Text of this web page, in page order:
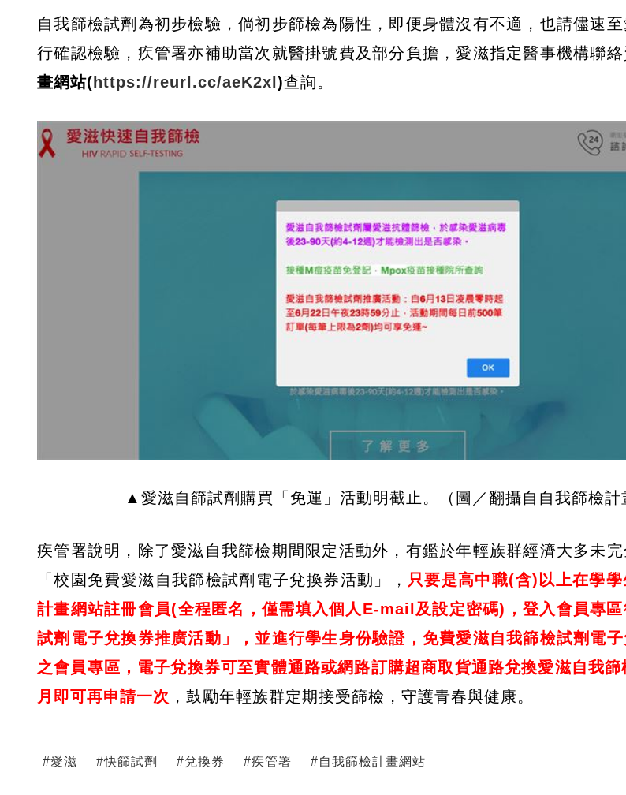
自我篩檢試劑為初步檢驗，倘初步篩檢為陽性，即便身體沒有不適，也請儘速
行確認檢驗，疾管署亦補助當次就醫掛號費及部分負擔，愛滋指定醫事機構聯
畫網站( https://reurl.cc/aeK2xl )查詢。
▲愛滋自篩試劑購買「免運」活動明截止。（圖／翻攝自自我篩檢計
疾管署說明，除了愛滋自我篩檢期間限定活動外，有鑑於年輕族群經濟大多未
「校園免費愛滋自我篩檢試劑電子兌換券活動」， 只要是高中職(含)以上在學
計畫網站註冊會員(全程匿名，僅需填入個人E-mail及設定密碼)，登入會員專
試劑電子兌換券推廣活動」，並進行學生身份驗證，免費愛滋自我篩檢試劑電
之會員專區，電子兌換券可至實體通路或網路訂購超商取貨通路兌換愛滋自我
月即可再申請一次 ，鼓勵年輕族群定期接受篩檢，守護青春與健康。
#愛滋 #快篩試劑 #兌換券 #疾管署 #自我篩檢計畫網站